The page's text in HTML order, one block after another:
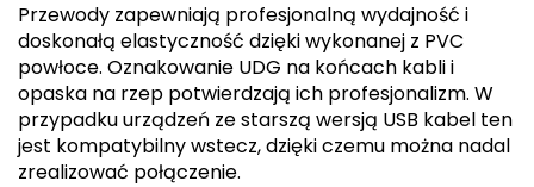
Przewody zapewniają profesjonalną wydajność i
doskonałą elastyczność dzięki wykonanej z PVC
powłoce. Oznakowanie UDG na końcach kabli i
opaska na rzep potwierdzają ich profesjonalizm. W
przypadku urządzeń ze starszą wersją USB kabel ten
jest kompatybilny wstecz, dzięki czemu można nadal
zrealizować połączenie.